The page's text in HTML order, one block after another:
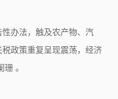
办法，触及农产物、汽
政策重复呈现震荡，经济
。